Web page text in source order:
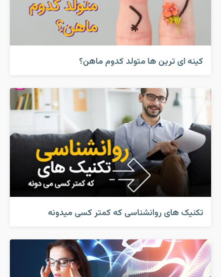
کینه ای ترین ها متولد کدوم ماهن؟
تکنیک های روانشناسی که کمتر کسی میدونه